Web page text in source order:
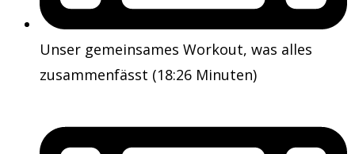
Unser gemeinsames Workout, was alles
zusammenfässt (18:26 Minuten)